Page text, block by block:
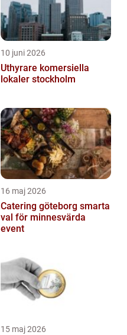
10 juni 2026
Uthyrare komersiella
lokaler stockholm
16 maj 2026
Catering göteborg smarta
val för minnesvärda
event
15 maj 2026